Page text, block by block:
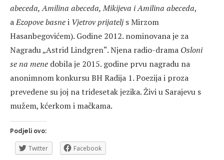
abeceda, Amilina abeceda, Mikijeva i Amilina abeceda,
aEzopove basnei Vjetrov prijatelj s Mirzom
Hasanbegovićem). Godine 2012. nominovana je za
Nagradu „Astrid Lindgren“. Njena radio-drama Osloni
sena mene dobila je 2015. godine prvu nagradu na
anonimnom konkursu BH Radija 1. Poezija i proza
prevedene su joj na tridesetak jezika. Živi u Sarajevu s
mužem, kćerkom i mačkama.
Podjeli ovo:
Twitter Facebook